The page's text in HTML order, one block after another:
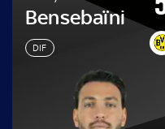
Bensebaïni
DIF